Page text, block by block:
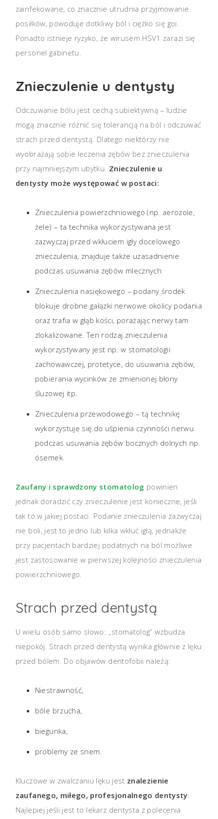
zainfekowane, co znacznie utrudnia przyjmowanie
posiłków, powoduje dotkliwy ból i ciężko się goi.
Ponadto istnieje ryzyko, że wirusem HSV1 zarazi się
personel gabinetu.
Znieczulenie u dentysty
Odczuwanie bólu jest cechą subiektywną – ludzie
mogą znacznie różnić się tolerancją na ból i odczuwać
strach przed dentystą. Dlatego niektórzy nie
wyobrażają sobie leczenia zębów bez znieczulenia
przy najmniejszym ubytku. Znieczulenie u
dentysty może występować w postaci:
Znieczulenia powierzchniowego (np. aerozole,
żele) – ta technika wykorzystywana jest
zazwyczaj przed wkłuciem igły docelowego
znieczulenia, znajduje także uzasadnienie
podczas usuwania zębów mlecznych
Znieczulenia nasiękowego – podany środek
blokuje drobne gałązki nerwowe okolicy podania
oraz trafia w głąb kości, porażając nerwy tam
zlokalizowane. Ten rodzaj znieczulenia
wykorzystywany jest np. w stomatologii
zachowawczej, protetyce, do usuwania zębów,
pobierania wycinków ze zmienionej błony
śluzowej itp.
Znieczulenia przewodowego – tą technikę
wykorzystuje się do uśpienia czynności nerwu
podczas usuwania zębów bocznych dolnych np.
ósemek.
Zaufany i sprawdzony stomatolog powinien
jednak doradzić czy znieczulenie jest konieczne, jeśli
tak to w jakiej postaci. Podanie znieczulenia zazwyczaj
nie boli, jest to jedno lub kilka wkłuć igłą, jednakże
przy pacjentach bardziej podatnych na ból możliwe
jest zastosowanie w pierwszej kolejności znieczulenia
powierzchniowego.
Strach przed dentystą
U wielu osób samo słowo: „stomatolog” wzbudza
niepokój. Strach przed dentystą wynika głównie z lęku
przed bólem. Do objawów dentofobii należą:
Niestrawność,
bóle brzucha,
biegunka,
problemy ze snem.
Kluczowe w zwalczaniu lęku jest znalezienie
zaufanego, miłego, profesjonalnego dentysty.
Najlepiej jeśli jest to lekarz dentysta z polecenia